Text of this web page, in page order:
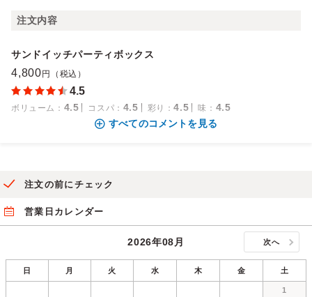
注文内容
サンドイッチパーティボックス
4,800 円（税込）
4.5
ボリューム ： 4.5 コスパ ： 4.5 彩り ：4.5 味 ： 4.5
すべてのコメントを見る
注文の前にチェック
営業日カレンダー
2026年08月 次へ
日 月 火 水 木 金 土
1